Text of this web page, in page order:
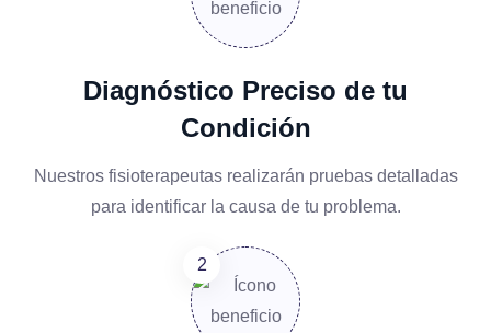
Diagnóstico Preciso de tu
Condición
Nuestros fisioterapeutas realizarán pruebas detalladas
para identificar la causa de tu problema.